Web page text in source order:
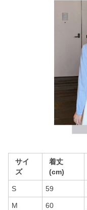
サイ
ズ
着丈
(cm)
S 59
M 60